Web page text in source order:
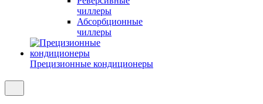
чиллеры
Абсорбционные
чиллеры
Прецизионные кондиционеры